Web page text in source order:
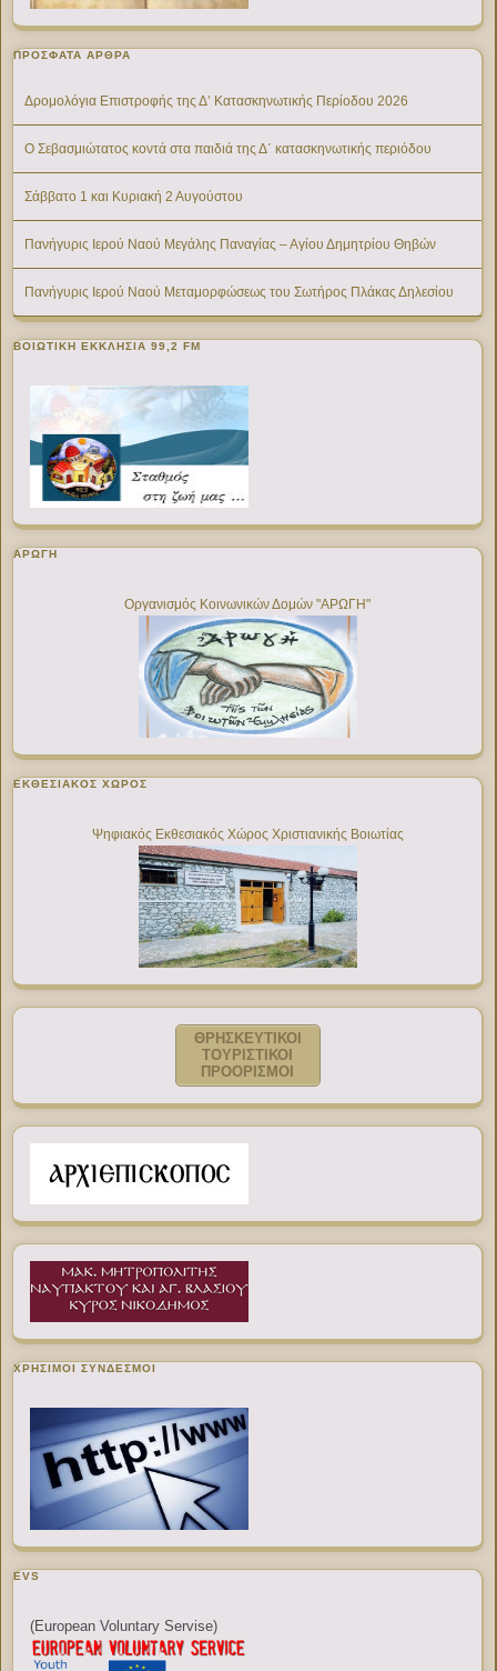
ΠΡΌΣΦΑΤΑ ΆΡΘΡΑ
Δρομολόγια Επιστροφής της Δ’ Κατασκηνωτικής Περίοδου 2026
Ο Σεβασμιώτατος κοντά στα παιδιά της Δ΄ κατασκηνωτικής περιόδου
Σάββατο 1 και Κυριακή 2 Αυγούστου
Πανήγυρις Ιερού Ναού Μεγάλης Παναγίας – Αγίου Δημητρίου Θηβών
Πανήγυρις Ιερού Ναού Μεταμορφώσεως του Σωτήρος Πλάκας Δηλεσίου
ΒΟΙΩΤΙΚΉ ΕΚΚΛΗΣΊΑ 99,2 FM
ΑΡΩΓΗ
Οργανισμός Κοινωνικών Δομών "ΑΡΩΓΗ"
ΕΚΘΕΣΙΑΚΌΣ ΧΏΡΟΣ
Ψηφιακός Εκθεσιακός Χώρος Χριστιανικής Βοιωτίας
ΘΡΗΣΚΕΥΤΙΚΟΙ
ΤΟΥΡΙΣΤΙΚΟΙ
ΠΡΟΟΡΙΣΜΟΙ
ΧΡΉΣΙΜΟΙ ΣΎΝΔΕΣΜΟΙ
EVS
(European Voluntary Servise)